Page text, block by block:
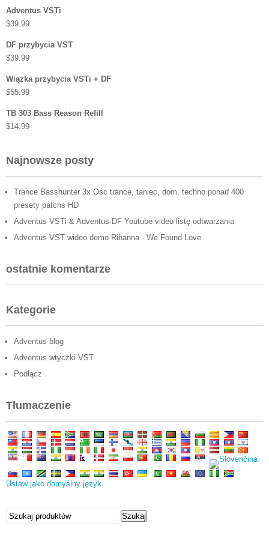
Adventus VSTi
$39.99
DF przybycia VST
$39.99
Wiązka przybycia VSTi + DF
$55.99
TB 303 Bass Reason Refill
$14.99
Najnowsze posty
Trance Basshunter 3x Osc trance, taniec, dom, techno ponad 400
presety patchs HD
Adventus VSTi & Adventus DF Youtube video listę odtwarzania
Adventus VST wideo demo Rihanna - We Found Love
ostatnie komentarze
Kategorie
Adventus blog
Adventus wtyczki VST
Podłącz
Tłumaczenie
Ustaw jako domyślny język
Szukać: Szukaj